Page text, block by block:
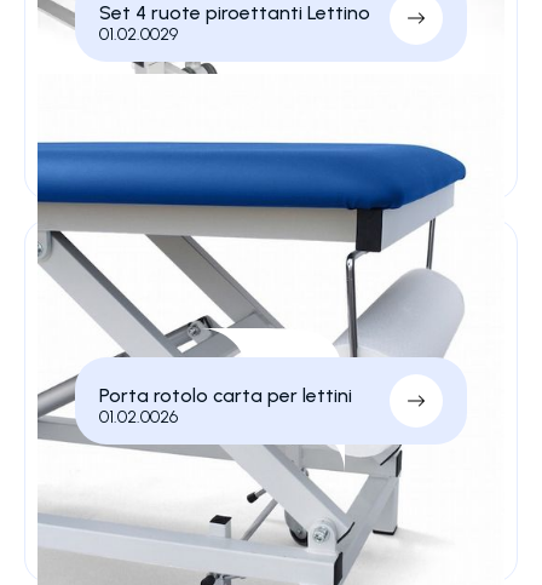
Set 4 ruote piroettanti Lettino
01.02.0029
Porta rotolo carta per lettini
01.02.0026